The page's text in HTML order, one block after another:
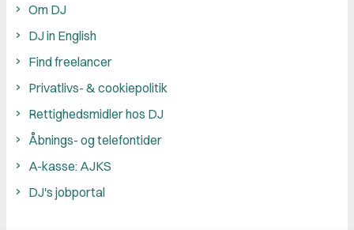
Om DJ
DJ in English
Find freelancer
Privatlivs- & cookiepolitik
Rettighedsmidler hos DJ
Åbnings- og telefontider
A-kasse: AJKS
DJ's jobportal